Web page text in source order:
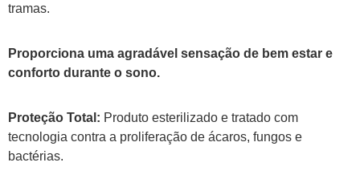
tramas.
Proporciona uma agradável sensação de bem estar e
conforto durante o sono.
Proteção Total: Produto esterilizado e tratado com
tecnologia contra a proliferação de ácaros, fungos e
bactérias.